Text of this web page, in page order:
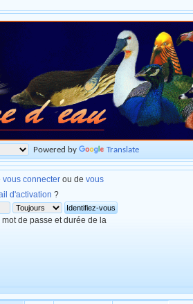
Powered by Translate
vous connecter ou de vous
d'activation ?
de passe et durée de la